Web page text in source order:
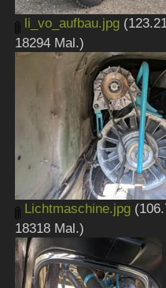
li_vo_aufbau.jpg
18294 Mal.)
Lichtmaschine.jpg
18318 Mal.)